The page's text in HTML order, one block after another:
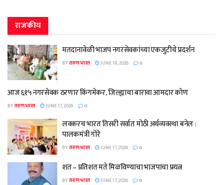
राजकीय
मतदानावेळी भाजप नगरसेवकांच्या एकजुटीचे प्रदर्शन
BYतरुण भारत JUNE 18, 2026 0
आज ६१५ नगरसेवक ठरणार किंगमेकर, जिल्ह्याचा बारावा आमदार कोण
BYतरुण भारत JUNE 17, 2026 0
लवकरच भारत तिसरी सर्वात मोठी अर्थव्यवस्था बनेल :
पालकमंत्री गोरे
BYतरुण भारत JUNE 17, 2026 0
शत – प्रतिशत मते मिळविण्याचा भाजपाचा प्रयत्न
BYतरुण भारत JUNE 17, 2026 0